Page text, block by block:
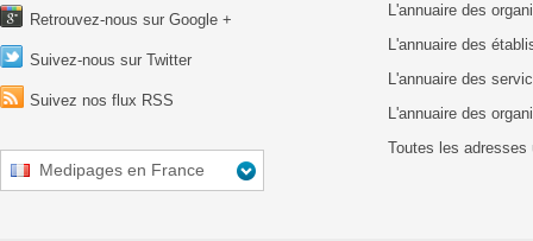
Retrouvez-nous sur Google +
Suivez-nous sur Twitter
Suivez nos flux RSS
Medipages en France
L'annuaire des
L'annuaire des
L'annuaire des
L'annuaire des
Toutes les adresses